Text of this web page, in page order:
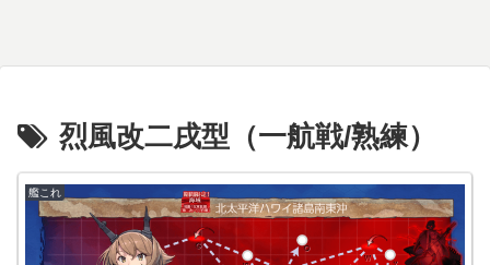
烈風改二戌型（一航戦/熟練）
艦これ